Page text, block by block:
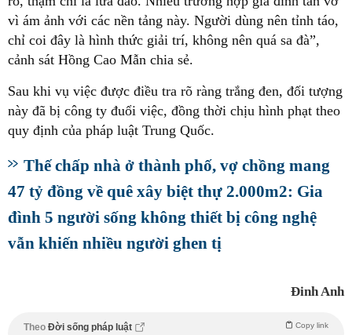
vì ám ảnh với các nền tảng này. Người dùng nên tỉnh táo,
chỉ coi đây là hình thức giải trí, không nên quá sa đà”,
cảnh sát Hồng Cao Mẫn chia sẻ.
Sau khi vụ việc được điều tra rõ ràng trắng đen, đối tượng
này đã bị công ty đuổi việc, đồng thời chịu hình phạt theo
quy định của pháp luật Trung Quốc.
Thế chấp nhà ở thành phố, vợ chồng mang
47 tỷ đồng về quê xây biệt thự 2.000m2: Gia
đình 5 người sống không thiết bị công nghệ
vẫn khiến nhiều người ghen tị
Đinh Anh
Theo Đời sống pháp luật Copy link